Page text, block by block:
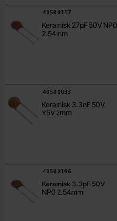
Keramisk 27pF 50V NP0
2.54mm
Art. nr
4050 0117
Keramisk 3.3nF 50V
Y5V 2mm
Art. nr
4050 0033
Keramisk 3.3pF 50V
NP0 2.54mm
Art. nr
4050 0106